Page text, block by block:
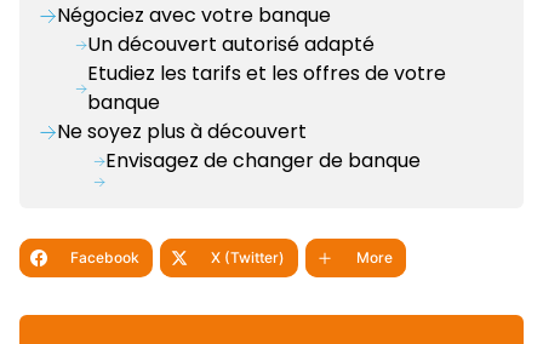
Négociez avec votre banque
Un découvert autorisé adapté
Etudiez les tarifs et les offres de votre
banque
Ne soyez plus à découvert
Envisagez de changer de banque
Facebook X (Twitter) More